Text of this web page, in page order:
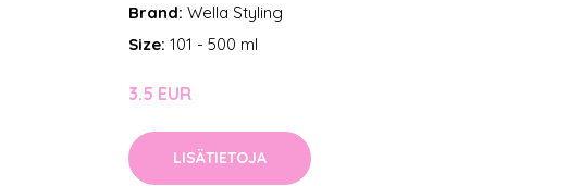
Brand: Wella Styling
Size: 101 - 500 ml
3.5 EUR
LISÄTIETOJA